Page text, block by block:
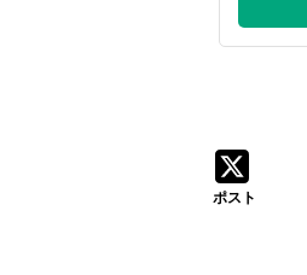
ポスト